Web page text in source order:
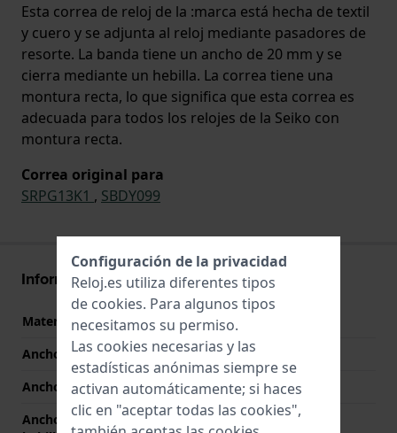
Esta correa de reloj de la :marca está hecha de textil
y cuero y se adjunta al reloj mediante pasadores de
resorte. La banda tiene un ancho de 20 mm y se
cierra mediante un hebilla. La correa tiene una
montura recta, lo que significa que esta correa es
adecuada para todos los relojes de la Seiko con
montura recta.
Correa original para
SRPG13K1 , SBDY099
Información Correa
Material correa
Textil y cuero
Ancho de correa
20 mm
Ancho de las asas
20 mm
Ancho de correa en la
18 mm
Configuración de la privacidad
Reloj.es utiliza diferentes tipos
de cookies. Para algunos tipos
necesitamos su permiso.
Las cookies necesarias y las
estadísticas anónimas siempre se
activan automáticamente; si haces
clic en "aceptar todas las cookies",